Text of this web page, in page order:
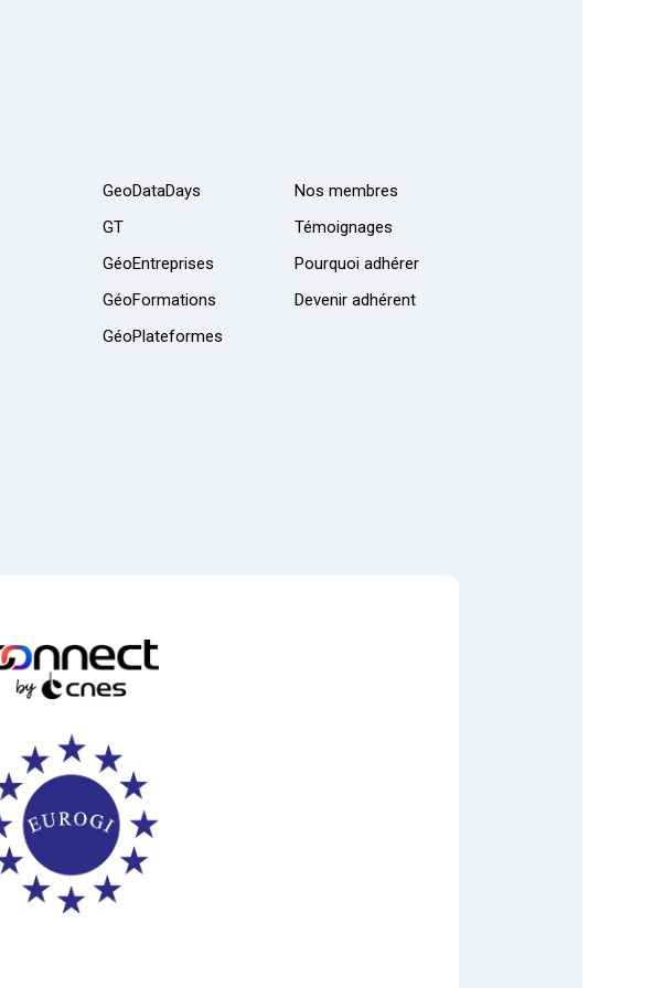
GeoDataDays
GT
GéoEntreprises
GéoFormations
GéoPlateformes
Nos membres
Témoignages
Pourquoi adhérer
Devenir adhérent